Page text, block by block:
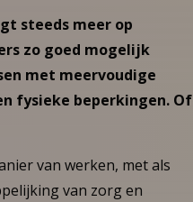
steeds meer op
zo goed mogelijk
met meervoudige
fysieke beperkingen. Of
van werken, met als
van zorg en